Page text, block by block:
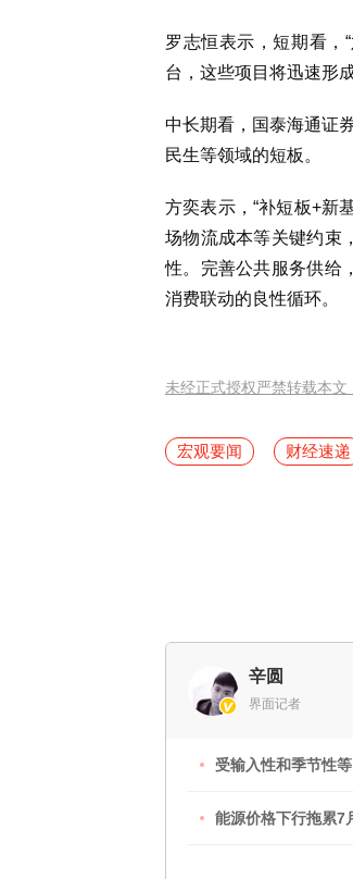
罗志恒表示，短期看，
台，这些项目将迅速形
中长期看，国泰海通证
民生等领域的短板。
方奕表示，“补短板+新
场物流成本等关键约束
性。完善公共服务供给
消费联动的良性循环。
未经正式授权严禁转载本文
宏观要闻 财经速递
辛圆
界面记者
受输入性和季节性
能源价格下行拖累7